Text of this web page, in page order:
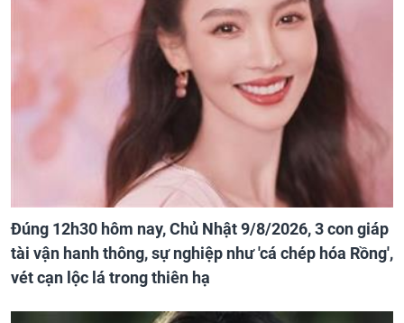
Đúng 12h30 hôm nay, Chủ Nhật 9/8/2026, 3 con giáp
tài vận hanh thông, sự nghiệp như 'cá chép hóa Rồng',
vét cạn lộc lá trong thiên hạ